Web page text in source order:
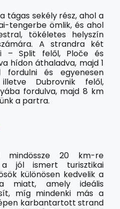
tágas sekély rész, ahol a
tengerbe ömlik, és ahol
tökéletes helyszín
A strandra két
– Split felől, Ploče és
hídon áthaladva, majd 1
és egyenesen
Dubrovnik felől,
fordulva, majd 8 km
a partra.
mindössze 20 km-re
jól ismert turisztikai
különösen kedvelik a
miatt, amely ideális
míg mindenki más a
karbantartott strand